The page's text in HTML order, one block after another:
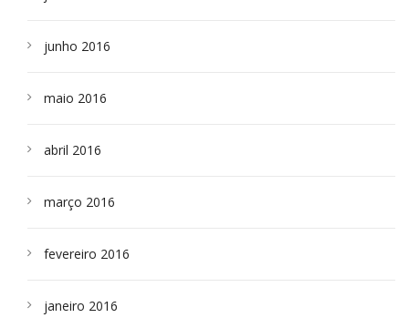
junho 2016
maio 2016
abril 2016
março 2016
fevereiro 2016
janeiro 2016